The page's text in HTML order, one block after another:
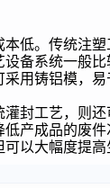
低。传统注
备系统一般
用铸铝模，
封工艺，则
产成品的废件
以大幅度提